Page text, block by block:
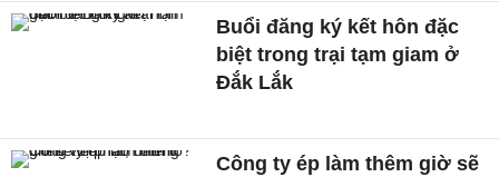
Buổi đăng ký kết hôn đặc
biệt trong trại tạm giam ở
Đắk Lắk
Công ty ép làm thêm giờ sẽ